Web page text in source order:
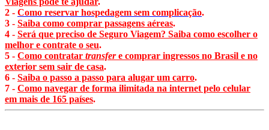
2 - Como reservar hospedagem sem complicação.
3 - Saiba como comprar passagens aéreas.
4 - Será que preciso de Seguro Viagem? Saiba como escolher o
melhor e contrate o seu.
5 - Como contratar transfere comprar ingressos no Brasil e no
exterior sem sair de casa.
6 - Saiba o passo a passo para alugar um carro.
7 - Como navegar de forma ilimitada na internet pelo celular
em mais de 165 países.